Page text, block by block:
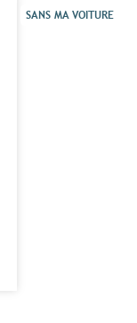
SANS MA VOITURE